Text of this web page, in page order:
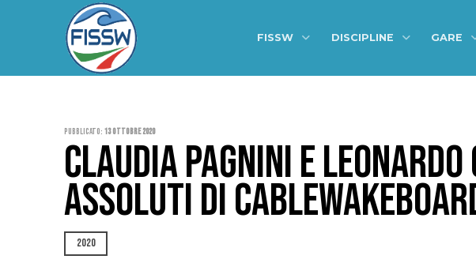
FISSW DISCIPLINE GARE
Pubblicato: 13 Ottobre 2020
CLAUDIA PAGNINI E
ASSOLUTI DI
2020